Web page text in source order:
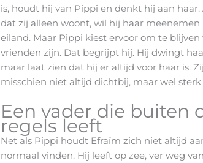
is, houdt hij van Pippi en denkt hij aan haar.
dat zij alleen woont, wil hij haar meenemen
eiland. Maar Pippi kiest ervoor om te blijven
vrienden zijn. Dat begrijpt hij. Hij dwingt
maar laat zien dat hij er altijd voor haar is.
misschien niet altijd dichtbij, maar wel
Een vader die buiten
regels leeft
Net als Pippi houdt Efraïm zich niet altijd
normaal vinden. Hij leeft op zee, ver weg